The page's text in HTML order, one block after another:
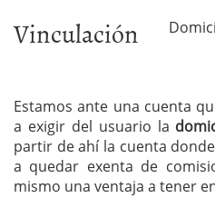
Vinculación
Estamos ante una cuenta
a exigir del usuario la
partir de ahí la cuenta
a quedar exenta de
mismo una ventaja a tener